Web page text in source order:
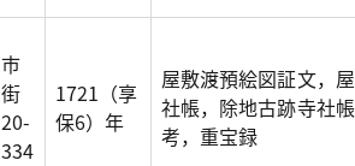
市
街
20-
334
1721（享
保6）年
屋敷渡預絵図証文，
社帳，除地古跡寺社
考，重宝録